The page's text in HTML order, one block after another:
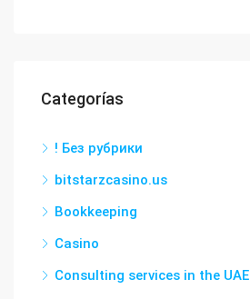
Categorías
! Без рубрики
bitstarzcasino.us
Bookkeeping
Casino
Consulting services in the UAE